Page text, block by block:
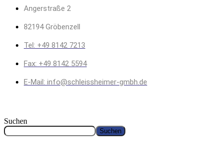
Angerstraße 2
82194 Gröbenzell
Tel: +49 8142 7213
Fax: +49 8142 5594
E-Mail: info@schleissheimer-gmbh.de
Suchen
Suchen